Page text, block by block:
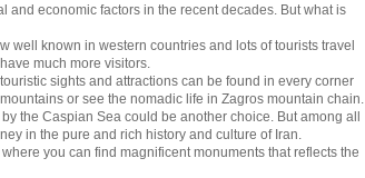
and economic factors in the recent decades. But what is
well known in western countries and lots of tourists travel
much more visitors.
sights and attractions can be found in every corner
or see the nomadic life in Zagros mountain chain.
the Caspian Sea could be another choice. But among all
in the pure and rich history and culture of Iran.
you can find magnificent monuments that reflects the